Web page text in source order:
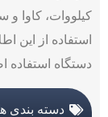
کیلووات، کاوا و
استفاده از این
دستگاه
دسته بندی